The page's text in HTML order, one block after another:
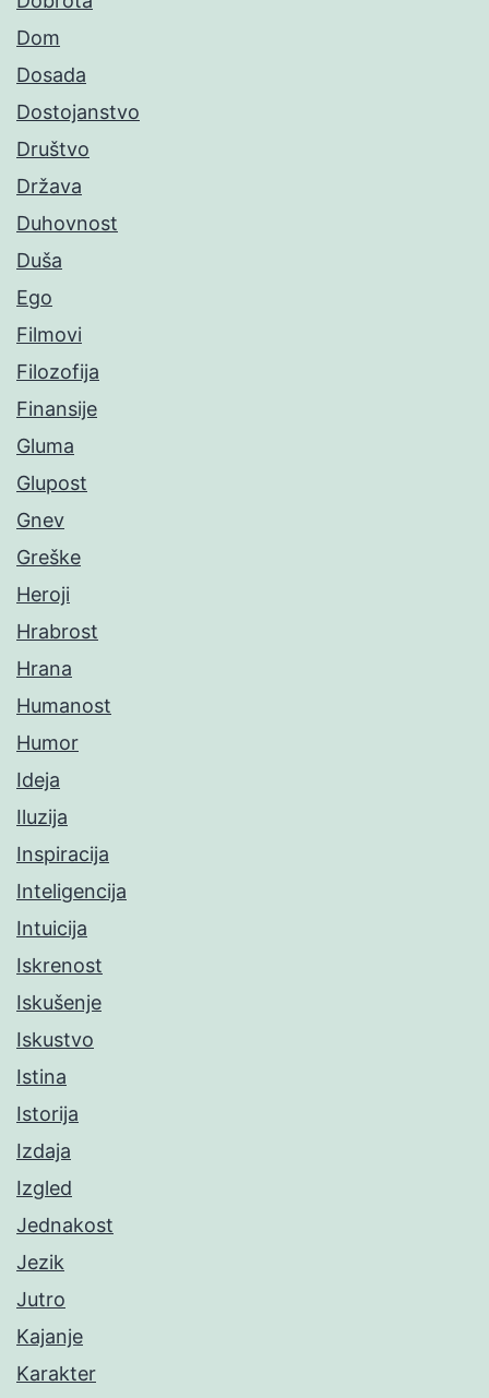
Dom
Dosada
Dostojanstvo
Društvo
Država
Duhovnost
Duša
Ego
Filmovi
Filozofija
Finansije
Gluma
Glupost
Gnev
Greške
Heroji
Hrabrost
Hrana
Humanost
Humor
Ideja
Iluzija
Inspiracija
Inteligencija
Intuicija
Iskrenost
Iskušenje
Iskustvo
Istina
Istorija
Izdaja
Izgled
Jednakost
Jezik
Jutro
Kajanje
Karakter